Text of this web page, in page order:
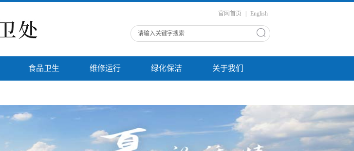
官网首页 English
食品卫生 维修运行 绿化保洁 关于我们